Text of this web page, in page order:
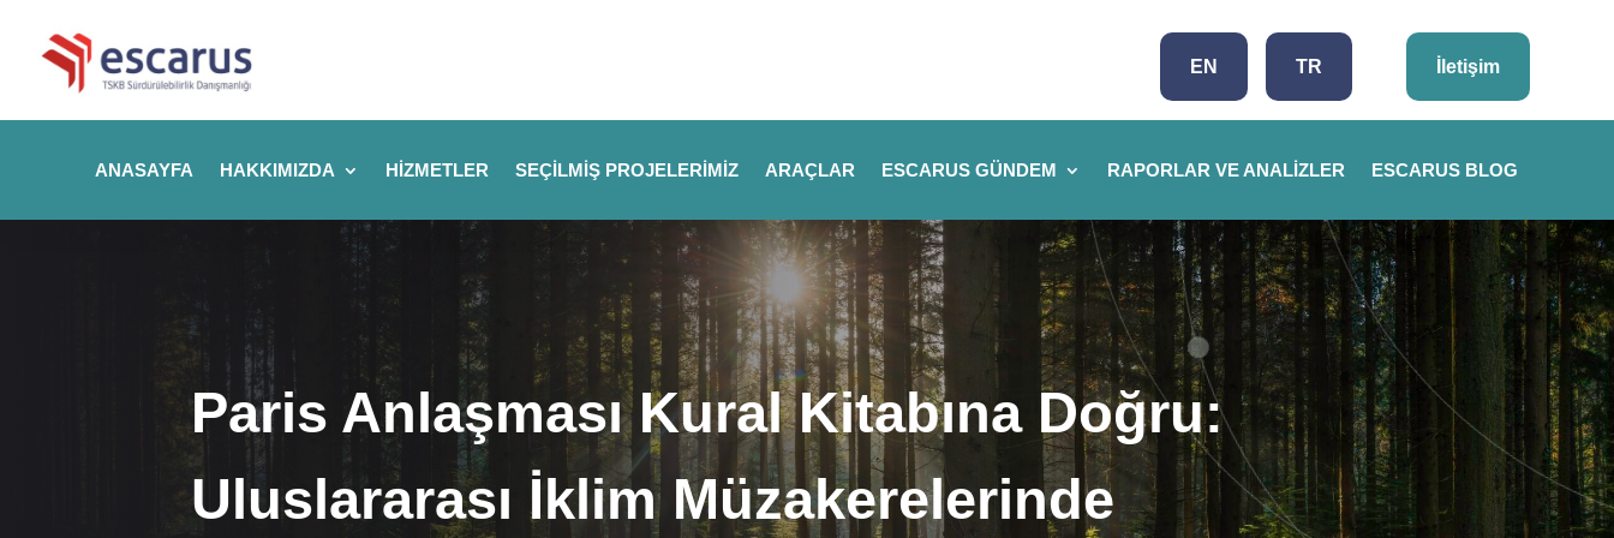
EN TR İletişim
ANASAYFA HAKKIMIZDA HIZMETLER SEÇILMIŞ PROJELERIMIZ ARAÇLAR ESCARUS GÜNDEM RAPORLAR VE ANALIZLER ESCARUS BLOG
Paris Anlaşması Kural Kitabına Doğru:
Uluslararası İklim Müzakerelerinde